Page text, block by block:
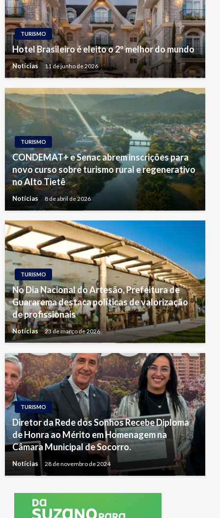
TURISMO
Hotel Brasileiro é eleito o 2º melhor do mundo
Notícias 11 de junho de 2026
TURISMO
CONDEMAT+ e Senac abrem inscrições para
novo curso sobre turismo rural e regenerativo
no Alto Tietê
Notícias 8 de abril de 2026
TURISMO
No Dia Nacional do Artesão, Prefeitura de
Guararema destaca políticas de valorização
de profissionais
Notícias 23 de março de 2026
TURISMO
Diretor da Rede dos Sonhos Recebe Diploma
de Honra ao Mérito em Homenagem na
Câmara Municipal de Socorro.
Notícias 28 de novembro de 2024